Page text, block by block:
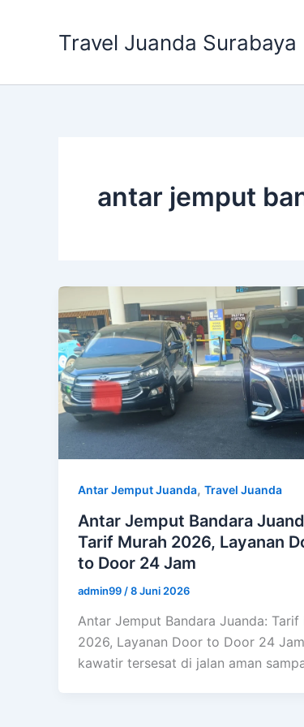
Travel Juanda Surabaya
antar jemput
Antar Jemput Juanda, Travel Juanda
Antar Jemput Bandara
Tarif Murah 2026, Layanan
to Door 24 Jam
admin99 /8 Juni 2026
Antar Jemput Bandara Juanda: Tarif
2026, Layanan Door to Door 24
kawatir tersesat di jalan aman